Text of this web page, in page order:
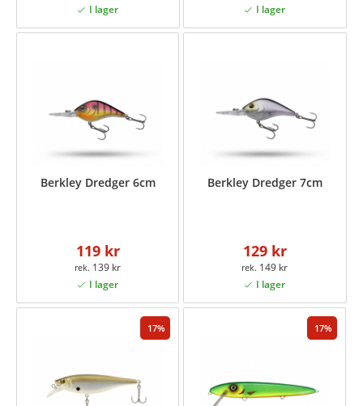
Berkley Dredger 6cm
119 kr
139 kr
Berkley Dredger 7cm
129 kr
149 kr
17 17